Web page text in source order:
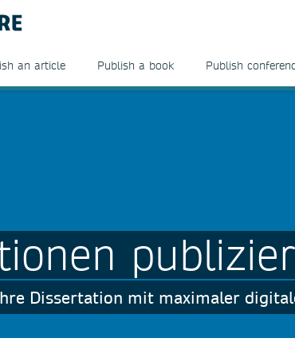
an article Publish a book Publish
Dissertation mit maximaler